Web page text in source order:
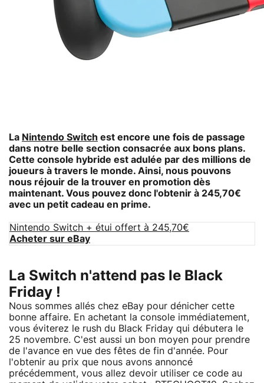
La Nintendo Switch est encore une fois de passage
dans notre belle section consacrée aux bons plans.
Cette console hybride est adulée par des millions de
joueurs à travers le monde. Ainsi, nous pouvons
nous réjouir de la trouver en promotion dès
maintenant. Vous pouvez donc l'obtenir à 245,70€
avec un petit cadeau en prime.
Nintendo Switch + étui offert à 245,70€
Acheter sur eBay
La Switch n'attend pas le Black
Friday !
Nous sommes allés chez eBay pour dénicher cette
bonne affaire. En achetant la console immédiatement,
vous éviterez le rush du Black Friday qui débutera le
25 novembre. C'est aussi un bon moyen pour prendre
de l'avance en vue des fêtes de fin d'année. Pour
l'obtenir au prix que nous avons annoncé
précédemment, vous allez devoir utiliser ce code au